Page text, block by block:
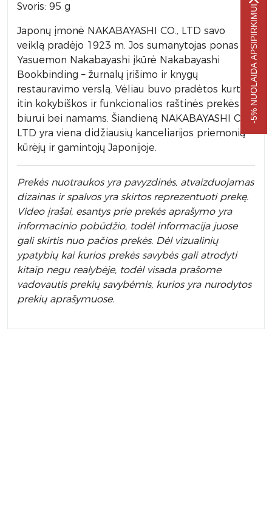
Svoris: 95 g
Japonų įmonė NAKABAYASHI CO., LTD savo
veiklą pradėjo 1923 m. Jos sumanytojas ponas
Yasuemon Nakabayashi įkūrė Nakabayashi
Bookbinding – žurnalų įrišimo ir knygų
restauravimo verslą. Vėliau buvo pradėtos kurti
itin kokybiškos ir funkcionalios raštinės prekės
biurui bei namams. Šiandieną NAKABAYASHI CO.,
LTD yra viena didžiausių kanceliarijos priemonių
kūrėjų ir gamintojų Japonijoje.
Prekės nuotraukos yra pavyzdinės, atvaizduojamas
dizainas ir spalvos yra skirtos reprezentuoti prekę.
Video įrašai, esantys prie prekės aprašymo yra
informacinio pobūdžio, todėl informacija juose
gali skirtis nuo pačios prekės. Dėl vizualinių
ypatybių kai kurios prekės savybės gali atrodyti
kitaip negu realybėje, todėl visada prašome
vadovautis prekių savybėmis, kurios yra nurodytos
prekių aprašymuose.
-5% NUOLAIDA APSIPIRKIMUI